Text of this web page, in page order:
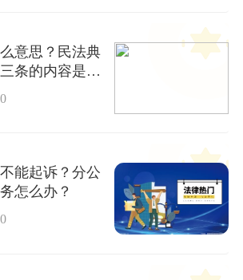
意思？民法典
条的内容是什
能起诉？分公
怎么办？